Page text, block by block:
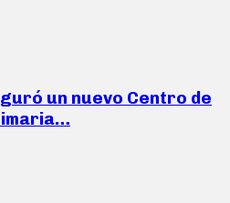
un nuevo Centro de